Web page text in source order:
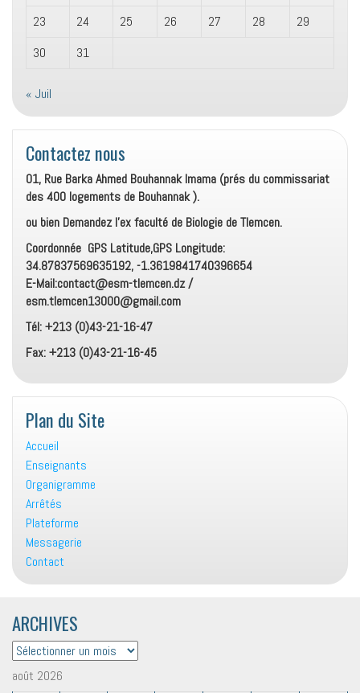
23
24 25 26 27 28
29
30
31
« Juil
Contactez nous
01, Rue Barka Ahmed Bouhannak Imama (prés du commissariat
des 400 logements de Bouhannak ).
ou bien Demandez l’ex faculté de Biologie de Tlemcen.
Coordonnée GPS Latitude,GPS Longitude:
34.87837569635192, -1.3619841740396654
E-Mail:contact@esm-tlemcen.dz /
esm.tlemcen13000@gmail.com
Tél: +213 (0)43-21-16-47
Fax: +213 (0)43-21-16-45
Plan du Site
Accueil
Enseignants
Organigramme
Arrêtés
Plateforme
Messagerie
Contact
ARCHIVES
ARCHIVES
août 2026